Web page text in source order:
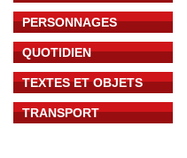
PERSONNAGES
QUOTIDIEN
TEXTES ET OBJETS
TRANSPORT